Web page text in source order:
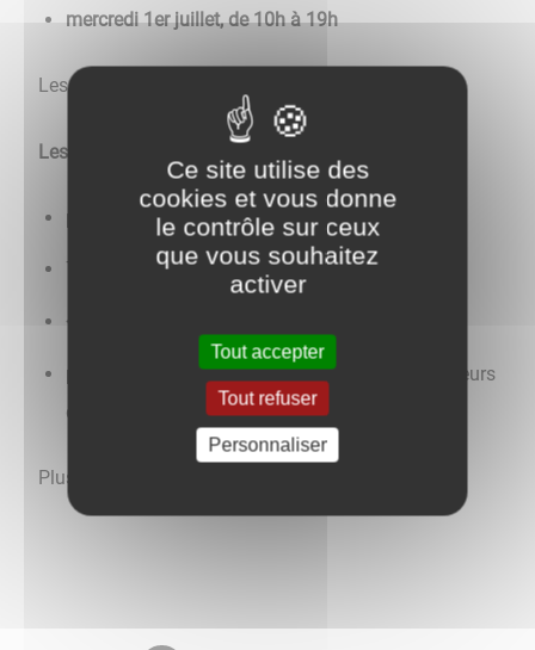
mercredi 1er juillet, de 10h à 19h
Les scolaires seront accueillis dès le 8 juin.
Les tarifs :
plein : 5 €
7-18 ans : 2,50 €
< 7 ans : gratuit
personnes en situation de handicap et demandeurs
d'emploi : 3,50 €
Plus d'informations à venir.
Ce site utilise des
cookies et vous donne
le contrôle sur ceux
que vous souhaitez
activer
Tout accepter
Tout refuser
Personnaliser